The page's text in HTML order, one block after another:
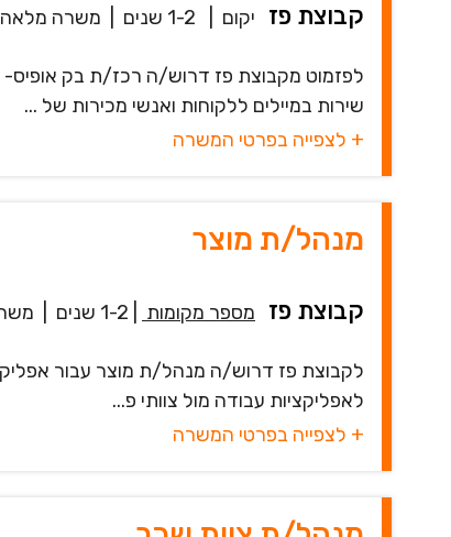
קבוצת פז יקום 1-2 שנים משרה מלאה
לפזמוט מקבוצת פז דרוש/ה רכז/ת בק אופיס-
שירות במיילים ללקוחות ואנשי מכירות של ...
+ לצפייה בפרטי המשרה
מנהל/ת מוצר
קבוצת פז מספר מקומות 1-2 שנים
לאפליקציות עבודה מול צוותי פ...
+ לצפייה בפרטי המשרה